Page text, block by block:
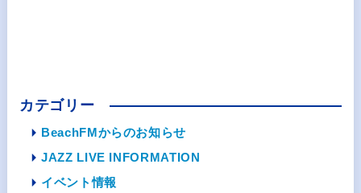
カテゴリー
BeachFMからのお知らせ
JAZZ LIVE INFORMATION
イベント情報